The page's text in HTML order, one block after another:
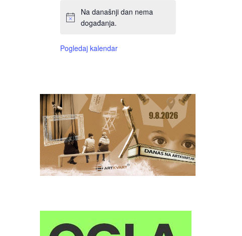
Na današnji dan nema
događanja.
Pogledaj kalendar